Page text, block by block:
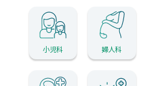
小児科 婦人科